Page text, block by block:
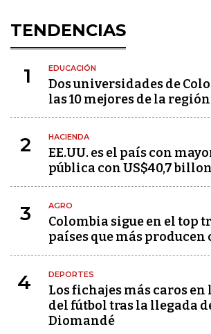
TENDENCIAS
1 EDUCACIÓN
Dos universidades de
las 10 mejores de la
2 HACIENDA
EE.UU. es el país con
pública con US$40,7
3 AGRO
Colombia sigue en el top
países que más producen
4 DEPORTES
Los fichajes más caros
del fútbol tras la llegada
Diomandé